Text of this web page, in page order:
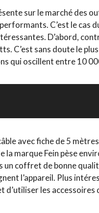
sur le marché des
C’est le cas
D’abord,
C’est sans doute le
qui oscillent entre 10
avec fiche de 5
marque Fein pèse
un coffret de bonne
l’appareil. Plus
d’utiliser les accessoires